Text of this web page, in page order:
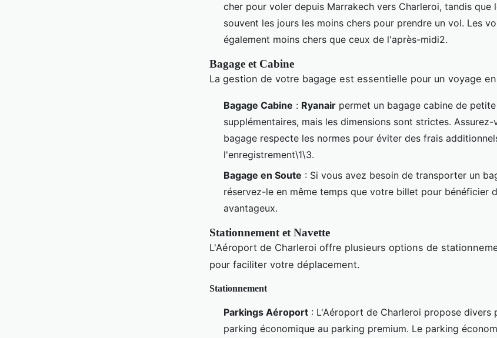
cher pour voler depuis Marrakech vers Charleroi, tandis que
souvent les jours les moins chers pour prendre un vol. Les
également moins chers que ceux de l'après-midi2.
Bagage et Cabine
La gestion de votre bagage est essentielle pour un voyage
Bagage Cabine : Ryanair permet un bagage cabine de
supplémentaires, mais les dimensions sont strictes.
bagage respecte les normes pour éviter des frais
l'enregistrement\1\3.
Bagage en Soute : Si vous avez besoin de transporter un
réservez-le en même temps que votre billet pour bénéficier
avantageux.
Stationnement et Navette
L'Aéroport de Charleroi offre plusieurs options de
pour faciliter votre déplacement.
Stationnement
Parkings Aéroport : L'Aéroport de Charleroi propose divers
parking économique au parking premium. Le parking